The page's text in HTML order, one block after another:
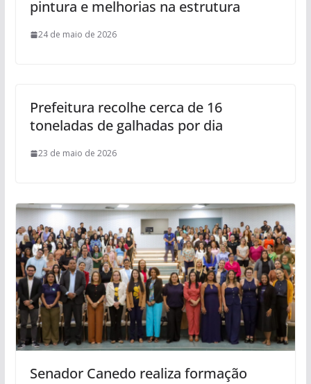
pintura e melhorias na estrutura
24 de maio de 2026
Prefeitura recolhe cerca de 16
toneladas de galhadas por dia
23 de maio de 2026
Senador Canedo realiza formação